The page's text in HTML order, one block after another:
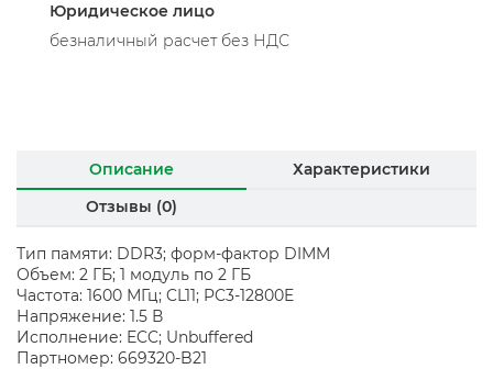
Юридическое лицо
безналичный расчет без НДС
Описание
Характеристики
Отзывы (0)
Тип памяти: DDR3; форм-фактор DIMM
Объем: 2 ГБ; 1 модуль по 2 ГБ
Частота: 1600 МГц; CL11; PC3-12800E
Напряжение: 1.5 В
Исполнение: ECC; Unbuffered
Партномер: 669320-B21